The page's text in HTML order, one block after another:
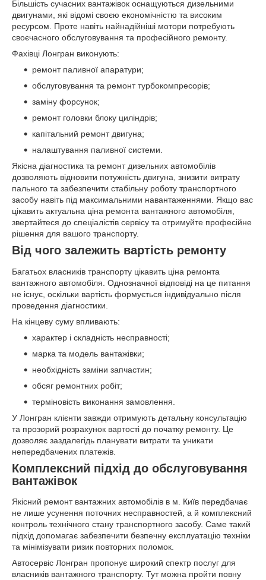
Більшість сучасних вантажівок оснащуються дизельними
двигунами, які відомі своєю економічністю та високим
ресурсом. Проте навіть найнадійніші мотори потребують
своєчасного обслуговування та професійного ремонту.
Фахівці Лонгран виконують:
ремонт паливної апаратури;
обслуговування та ремонт турбокомпресорів;
заміну форсунок;
ремонт головки блоку циліндрів;
капітальний ремонт двигуна;
налаштування паливної системи.
Якісна діагностика та ремонт дизельних автомобілів
дозволяють відновити потужність двигуна, знизити витрату
пального та забезпечити стабільну роботу транспортного
засобу навіть під максимальними навантаженнями. Якщо вас
цікавить актуальна ціна ремонта вантажного автомобіля,
звертайтеся до спеціалістів сервісу та отримуйте професійне
рішення для вашого транспорту.
Від чого залежить вартість ремонту
Багатьох власників транспорту цікавить ціна ремонта
вантажного автомобіля. Однозначної відповіді на це питання
не існує, оскільки вартість формується індивідуально після
проведення діагностики.
На кінцеву суму впливають:
характер і складність несправності;
марка та модель вантажівки;
необхідність заміни запчастин;
обсяг ремонтних робіт;
терміновість виконання замовлення.
У Лонгран клієнти завжди отримують детальну консультацію
та прозорий розрахунок вартості до початку ремонту. Це
дозволяє заздалегідь планувати витрати та уникати
непередбачених платежів.
Комплексний підхід до обслуговування
вантажівок
Якісний ремонт вантажних автомобілів в м. Київ передбачає
не лише усунення поточних несправностей, а й комплексний
контроль технічного стану транспортного засобу. Саме такий
підхід допомагає забезпечити безпечну експлуатацію техніки
та мінімізувати ризик повторних поломок.
Автосервіс Лонгран пропонує широкий спектр послуг для
власників вантажного транспорту. Тут можна пройти повну